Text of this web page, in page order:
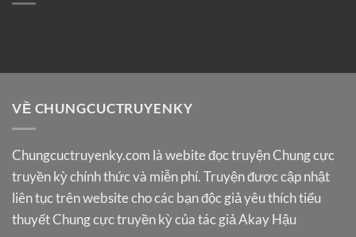
VỀ CHUNGCUCTRUYENKY
Chungcuctruyenky.com là webite đọc truyện Chung cực
truyền kỳ chính thức và miễn phí. Truyện được cập nhật
liên tục trên website cho các bạn độc giả yêu thích tiểu
thuyết Chung cực truyền kỳ của tác giả Akay Hậu